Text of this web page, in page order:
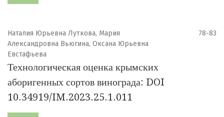
Наталия Юрьевна Луткова, Мария
Александровна Вьюгина, Оксана Юрьевна
Евстафьева
78-83
Технологическая оценка крымских
аборигенных сортов винограда: DOI
10.34919/IM.2023.25.1.011